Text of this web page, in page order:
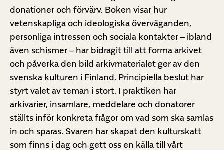
donationer och förvärv. Boken visar hur
vetenskapliga och ideologiska överväganden,
personliga intressen och sociala kontakter – ibland
även schismer – har bidragit till att forma arkivet
och påverka den bild arkivmaterialet ger av den
svenska kulturen i Finland. Principiella beslut har
styrt valet av teman i stort. I praktiken har
arkivarier, insamlare, meddelare och donatorer
ställts inför konkreta frågor om vad som ska samlas
in och sparas. Svaren har skapat den kulturskatt
som finns i dag och gett oss en källa till vårt